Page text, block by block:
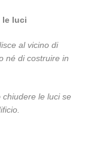
le luci
al vicino di
né di costruire in
le luci se